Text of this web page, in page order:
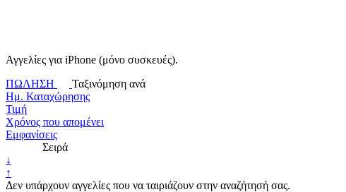
Αγγελίες για iPhone (μόνο συσκευές).
ΠΩΛΗΣΗ
Ταξινόμηση ανά
Ημ. Καταχώρησης
Τιμή
Χρόνος που απομένει
Εμφανίσεις
Σειρά
↓
↑
Δεν υπάρχουν αγγελίες που να ταιριάζουν στην αναζήτησή σας.